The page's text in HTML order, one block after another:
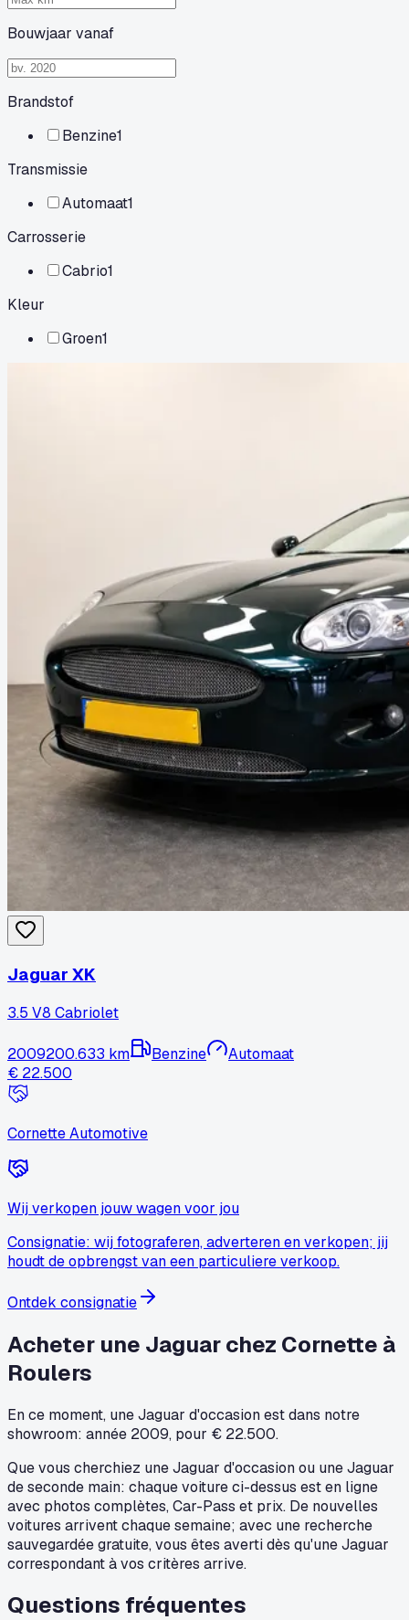
Bouwjaar vanaf
Brandstof
Benzine1
Transmissie
Automaat1
Carrosserie
Cabrio1
Kleur
Groen1
Jaguar XK
3.5 V8 Cabriolet
2009200.633 km Benzine
Automaat
€ 22.500
CornetteAutomotive
Wij verkopen jouw wagen voor jou
Consignatie: wij fotograferen, adverteren en verkopen; jij
houdt de opbrengst van een particuliere verkoop.
Ontdek consignatie
Acheter une Jaguar chez Cornette à
Roulers
En ce moment, une Jaguar d'occasion est dans notre
showroom: année 2009, pour € 22.500.
Que vous cherchiez une Jaguar d'occasion ou une Jaguar
de seconde main: chaque voiture ci-dessus est en ligne
avec photos complètes, Car-Pass et prix. De nouvelles
voitures arrivent chaque semaine; avec une recherche
sauvegardée gratuite, vous êtes averti dès qu'une Jaguar
correspondant à vos critères arrive.
Questions fréquentes